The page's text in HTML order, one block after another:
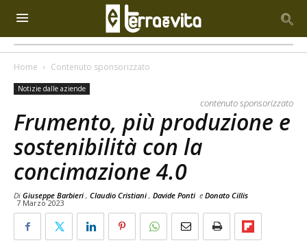
Home Contenuto sponsorizzato
Notizie dalle aziende
contenuto sponsorizzato
Frumento, più produzione e
sostenibilità con la
concimazione 4.0
Di Giuseppe Barbieri , Claudio Cristiani , Davide Ponti e Donato Cillis
7 Marzo 2023